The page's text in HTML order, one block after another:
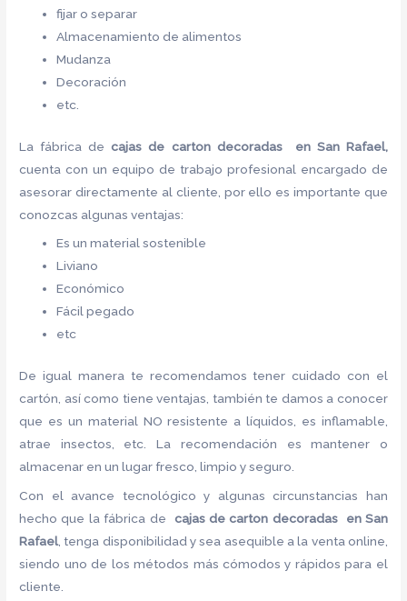
fijar o separar
Almacenamiento de alimentos
Mudanza
Decoración
etc.
La fábrica decajas de carton decoradas en San Rafael,
cuenta con un equipo de trabajo profesional encargado de
asesorar directamente al cliente, por ello es importante que
conozcas algunas ventajas:
Es un material sostenible
Liviano
Económico
Fácil pegado
etc
De igual manera te recomendamos tener cuidado con el
cartón, así como tiene ventajas, también te damos a conocer
que es un material NO resistente a líquidos, es inflamable,
atrae insectos, etc. La recomendación es mantener o
almacenar en un lugar fresco, limpio y seguro.
Con el avance tecnológico y algunas circunstancias han
hecho que la fábrica de cajas de carton decoradas en San
Rafael , tenga disponibilidad y sea asequible a la venta online,
siendo uno de los métodos más cómodos y rápidos para el
cliente.